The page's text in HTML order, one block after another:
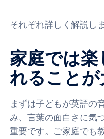
それぞれ詳しく解説しま
家庭では
れることが
まずは子どもが英語の
み、言葉の面白さに気
重要です。ご家庭でも